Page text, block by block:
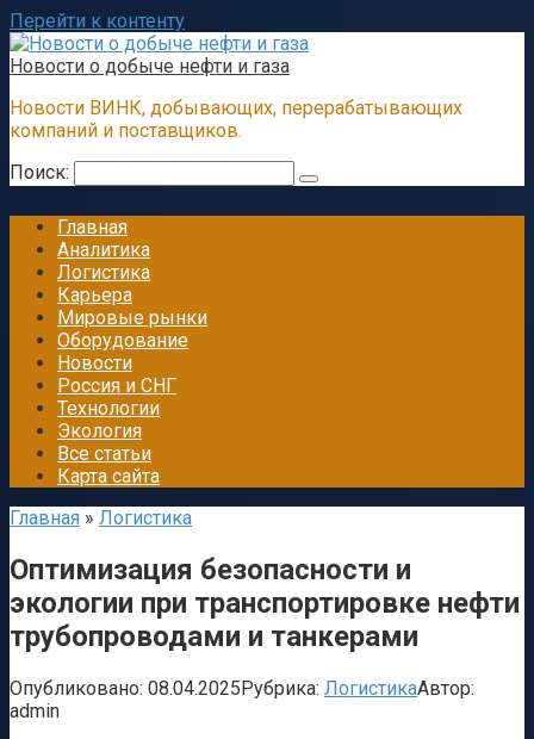
Перейти к контенту
Новости о добыче нефти и газа
Новости ВИНК, добывающих, перерабатывающих
компаний и поставщиков.
Поиск:
Главная
Аналитика
Логистика
Карьера
Мировые рынки
Оборудование
Новости
Россия и СНГ
Технологии
Экология
Все статьи
Карта сайта
Главная » Логистика
Оптимизация безопасности и
экологии при транспортировке нефти
трубопроводами и танкерами
Опубликовано: 08.04.2025Рубрика: ЛогистикаАвтор:
admin